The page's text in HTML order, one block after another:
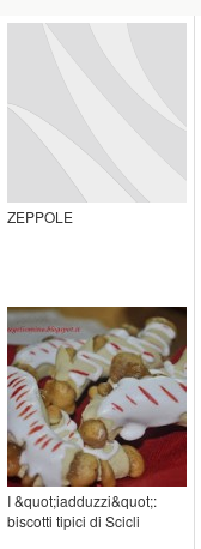
ZEPPOLE
I &quot;iadduzzi&quot;:
biscotti tipici di Scicli